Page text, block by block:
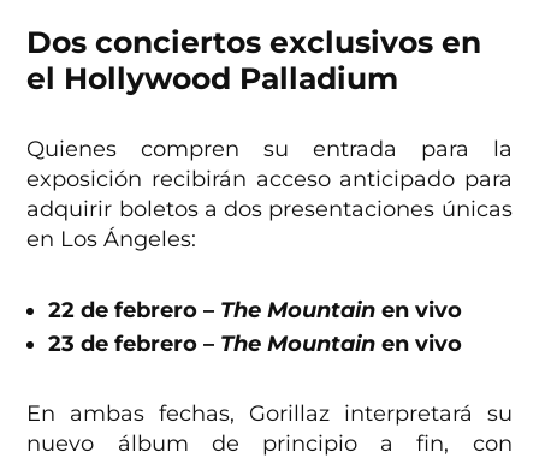
Dos conciertos exclusivos en
el Hollywood Palladium
Quienes compren su entrada para la
exposición recibirán acceso anticipado para
adquirir boletos a dos presentaciones únicas
en Los Ángeles:
22 de febrero – The Mountain en vivo
23 de febrero – The Mountain en vivo
En ambas fechas, Gorillaz interpretará su
nuevo álbum de principio a fin, con